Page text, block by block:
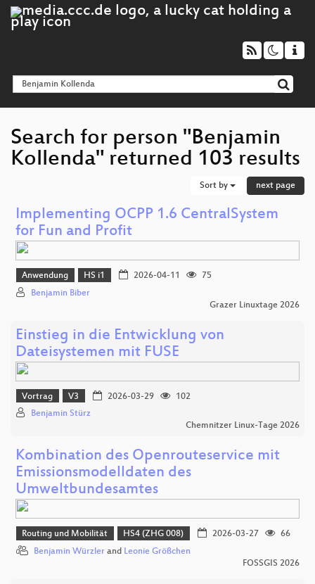
Search for person "Benjamin
Kollenda" returned 103 results
Sort by next page
Implementing OCPP 1.6 CentralSystem
for Fun and Profit
Anwendung HS i1 2026-04-11
75
Benjamin Biber
Grazer Linuxtage 2026
Einstieg in die Entwicklung von
Dateisystemen mit FUSE
Vortrag V3 2026-03-29
102
Benjamin Stürz
Chemnitzer Linux-Tage 2026
Kombination des Openrouteservice mit
Emissionsmodelldaten des
Umweltbundesamtes
Routing und Mobilität HS4 (ZHG 008) 2026-03-27
66
Benjamin Würzler and Leonie Größchen
FOSSGIS 2026